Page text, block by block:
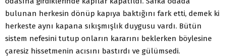
bulunan herkesin dönüp kapıya baktığını fark etti, demek ki
herkeste aynı kapana sıkışmışlık duygusu vardı. Bütün
sistem nefesini tutup onların kararını beklerken böylesine
çaresiz hissetmenin acısını bastırdı ve gülümsedi.